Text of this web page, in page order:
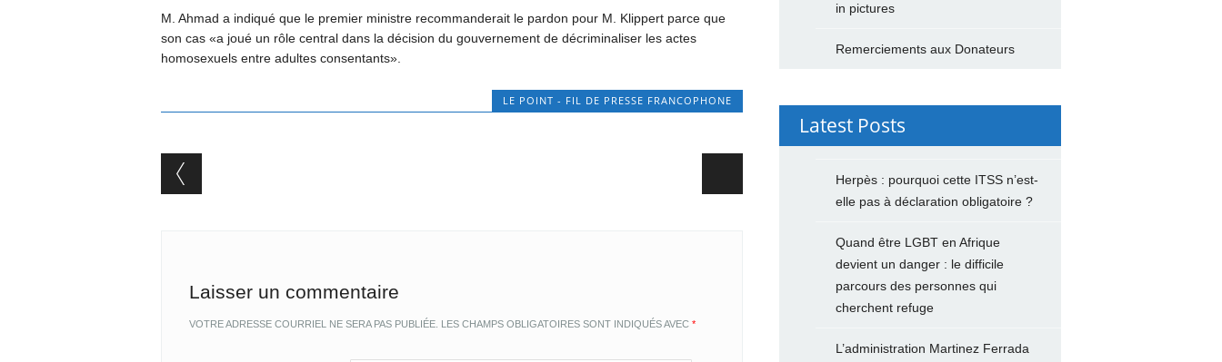
M. Ahmad a indiqué que le premier ministre recommanderait le pardon pour M. Klippert parce que
son cas «a joué un rôle central dans la décision du gouvernement de décriminaliser les actes
homosexuels entre adultes consentants».
LE POINT - FIL DE PRESSE FRANCOPHONE
Post navigation
Laisser un commentaire
VOTRE ADRESSE COURRIEL NE SERA PAS PUBLIÉE. LES CHAMPS OBLIGATOIRES SONT INDIQUÉS AVEC *
in pictures
Remerciements aux Donateurs
Latest Posts
Herpès : pourquoi cette ITSS n’est-
elle pas à déclaration obligatoire ?
Quand être LGBT en Afrique
devient un danger : le difficile
parcours des personnes qui
cherchent refuge
L’administration Martinez Ferrada